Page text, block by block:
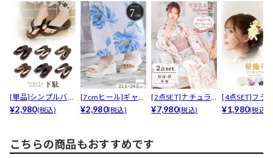
[単品]シンプルバイ
カラー下駄【YU
¥2,980(税込)
[7cmヒール]ギャザ
ーウェッジソール...
¥2,980(税込)
[2点SET]ナチュラ
ルダスティー金魚...
¥7,980(税込)
[4点SET]フラ
モチーフ×パー
¥1,980(税込)
こちらの商品もおすすめです